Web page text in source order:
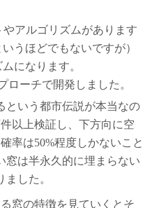
アルゴリズムがあります
うほどでもないですが）
になります。
ローチで開発しました。
という都市伝説が本当なの
以上検証し、下方向に空
率は50%程度しかないこと
窓は半永久的に埋まらない
した。
窓の特徴を見ていくとそ